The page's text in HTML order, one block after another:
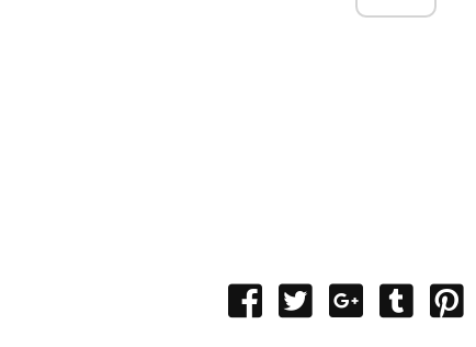
Share
Tweet
Share
Post